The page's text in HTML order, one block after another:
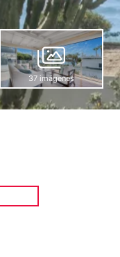
37 imágenes